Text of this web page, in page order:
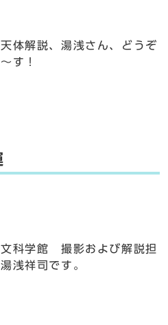
体解説、湯浅さん、どうぞ
す！
科学館 撮影および解説担
浅祥司です。